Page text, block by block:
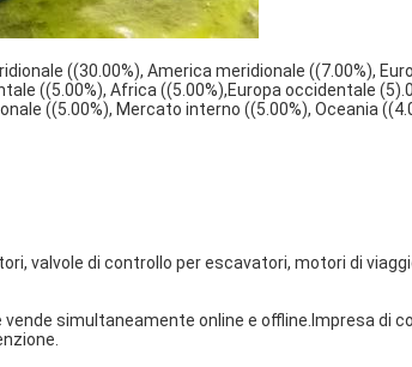
((30.00%), America meridionale ((7.00%),
((5.00%), Africa ((5.00%),Europa occidentale
((5.00%), Mercato interno ((5.00%), Oceania
valvole di controllo per escavatori, motori di
simultaneamente online e offline.Impresa di